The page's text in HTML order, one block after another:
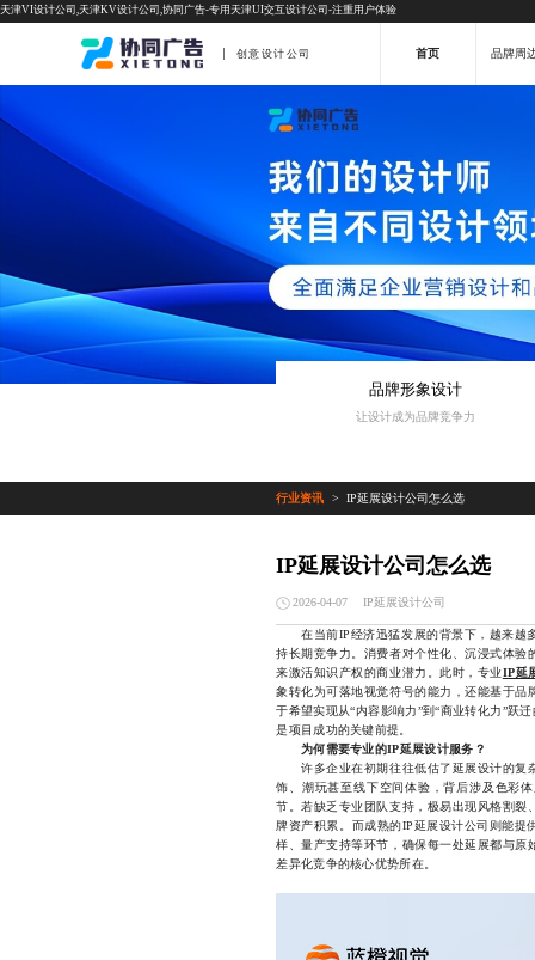
天津VI设计公司,天津KV设计公司,协同广告-专用天津UI交互设计公司-注重用户体验
创意设计公司 首页 品牌周
品牌形象设计
让设计成为品牌竞争力
行业资讯 > IP延展设计公司怎么选
IP延展设计公司怎么选
2026-04-07 IP延展设计公司
在当前IP经济迅猛发展的背景下，越来越
持长期竞争力。消费者对个性化、沉浸式体
来激活知识产权的商业潜力。此时，专业IP延
象转化为可落地视觉符号的能力，还能基于
于希望实现从“内容影响力”到“商业转化力”跃
是项目成功的关键前提。
为何需要专业的IP延展设计服务？
许多企业在初期往往低估了延展设计的复
饰、潮玩甚至线下空间体验，背后涉及色彩
节。若缺乏专业团队支持，极易出现风格割
牌资产积累。而成熟的IP延展设计公司则能
样、量产支持等环节，确保每一处延展都与
差异化竞争的核心优势所在。